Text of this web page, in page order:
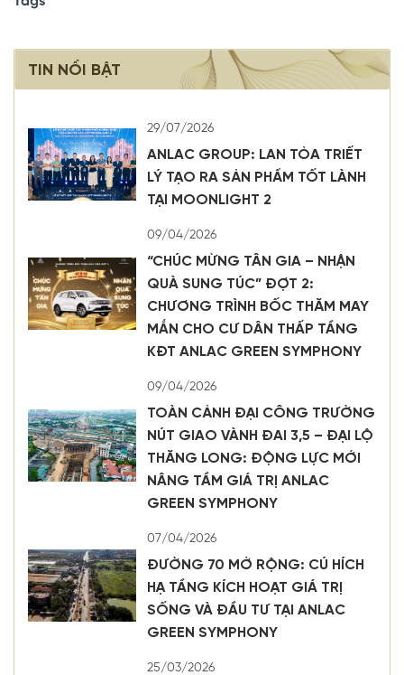
TIN NỔI BẬT
29/07/2026
ANLAC GROUP: LAN TỎA TRIẾT
LÝ TẠO RA SẢN PHẨM TỐT LÀNH
TẠI MOONLIGHT 2
09/04/2026
“CHÚC MỪNG TÂN GIA – NHẬN
QUÀ SUNG TÚC” ĐỢT 2:
CHƯƠNG TRÌNH BỐC THĂM MAY
MẮN CHO CƯ DÂN THẤP TẦNG
KĐT ANLAC GREEN SYMPHONY
09/04/2026
TOÀN CẢNH ĐẠI CÔNG TRƯỜNG
NÚT GIAO VÀNH ĐAI 3,5 – ĐẠI LỘ
THĂNG LONG: ĐỘNG LỰC MỚI
NÂNG TẦM GIÁ TRỊ ANLAC
GREEN SYMPHONY
07/04/2026
ĐƯỜNG 70 MỞ RỘNG: CÚ HÍCH
HẠ TẦNG KÍCH HOẠT GIÁ TRỊ
SỐNG VÀ ĐẦU TƯ TẠI ANLAC
GREEN SYMPHONY
25/03/2026